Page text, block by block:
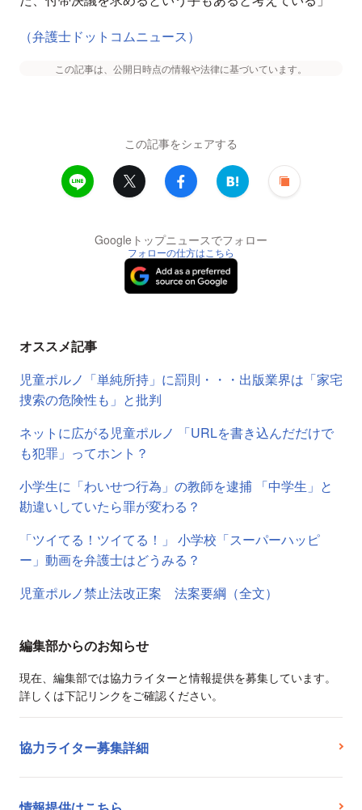
（弁護士ドットコムニュース）
この記事は、公開日時点の情報や法律に基づいています。
この記事をシェアする
Googleトップニュースでフォロー
フォローの仕方はこちら
オススメ記事
児童ポルノ「単純所持」に罰則・・・出版業界は「家宅
捜索の危険性も」と批判
ネットに広がる児童ポルノ 「URLを書き込んだだけで
も犯罪」ってホント？
小学生に「わいせつ行為」の教師を逮捕 「中学生」と
勘違いしていたら罪が変わる？
「ツイてる！ツイてる！」 小学校「スーパーハッピ
ー」動画を弁護士はどうみる？
児童ポルノ禁止法改正案 法案要綱（全文）
編集部からのお知らせ
現在、編集部では協力ライターと情報提供を募集しています。
詳しくは下記リンクをご確認ください。
協力ライター募集詳細